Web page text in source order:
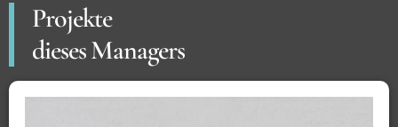
Projekte
dieses Managers